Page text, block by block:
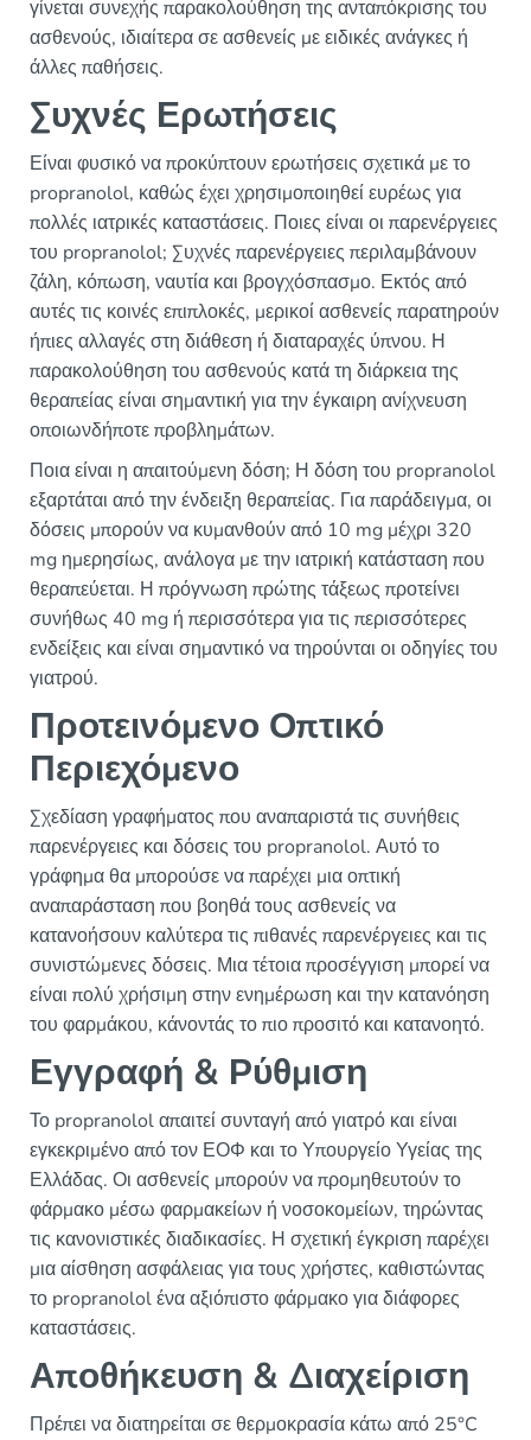
γίνεται συνεχής παρακολούθηση της ανταπόκρισης του
ασθενούς, ιδιαίτερα σε ασθενείς με ειδικές ανάγκες ή
άλλες παθήσεις.
Συχνές Ερωτήσεις
Είναι φυσικό να προκύπτουν ερωτήσεις σχετικά με το
propranolol, καθώς έχει χρησιμοποιηθεί ευρέως για
πολλές ιατρικές καταστάσεις. Ποιες είναι οι παρενέργειες
του propranolol; Συχνές παρενέργειες περιλαμβάνουν
ζάλη, κόπωση, ναυτία και βρογχόσπασμο. Εκτός από
αυτές τις κοινές επιπλοκές, μερικοί ασθενείς παρατηρούν
ήπιες αλλαγές στη διάθεση ή διαταραχές ύπνου. Η
παρακολούθηση του ασθενούς κατά τη διάρκεια της
θεραπείας είναι σημαντική για την έγκαιρη ανίχνευση
οποιωνδήποτε προβλημάτων.
Ποια είναι η απαιτούμενη δόση; Η δόση του propranolol
εξαρτάται από την ένδειξη θεραπείας. Για παράδειγμα, οι
δόσεις μπορούν να κυμανθούν από 10 mg μέχρι 320
mg ημερησίως, ανάλογα με την ιατρική κατάσταση που
θεραπεύεται. Η πρόγνωση πρώτης τάξεως προτείνει
συνήθως 40 mg ή περισσότερα για τις περισσότερες
ενδείξεις και είναι σημαντικό να τηρούνται οι οδηγίες του
γιατρού.
Προτεινόμενο Οπτικό
Περιεχόμενο
Σχεδίαση γραφήματος που αναπαριστά τις συνήθεις
παρενέργειες και δόσεις του propranolol. Αυτό το
γράφημα θα μπορούσε να παρέχει μια οπτική
αναπαράσταση που βοηθά τους ασθενείς να
κατανοήσουν καλύτερα τις πιθανές παρενέργειες και τις
συνιστώμενες δόσεις. Μια τέτοια προσέγγιση μπορεί να
είναι πολύ χρήσιμη στην ενημέρωση και την κατανόηση
του φαρμάκου, κάνοντάς το πιο προσιτό και κατανοητό.
Εγγραφή & Ρύθμιση
Το propranolol απαιτεί συνταγή από γιατρό και είναι
εγκεκριμένο από τον ΕΟΦ και το Υπουργείο Υγείας της
Ελλάδας. Οι ασθενείς μπορούν να προμηθευτούν το
φάρμακο μέσω φαρμακείων ή νοσοκομείων, τηρώντας
τις κανονιστικές διαδικασίες. Η σχετική έγκριση παρέχει
μια αίσθηση ασφάλειας για τους χρήστες, καθιστώντας
το propranolol ένα αξιόπιστο φάρμακο για διάφορες
καταστάσεις.
Αποθήκευση & Διαχείριση
Πρέπει να διατηρείται σε θερμοκρασία κάτω από 25°C